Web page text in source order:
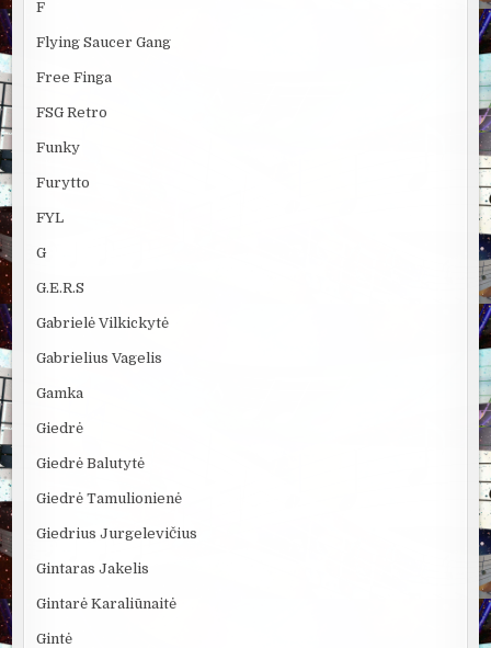
F
Flying Saucer Gang
Free Finga
FSG Retro
Funky
Furytto
FYL
G
G.E.R.S
Gabrielė Vilkickytė
Gabrielius Vagelis
Gamka
Giedrė
Giedrė Balutytė
Giedrė Tamulionienė
Giedrius Jurgelevičius
Gintaras Jakelis
Gintarė Karaliūnaitė
Gintė